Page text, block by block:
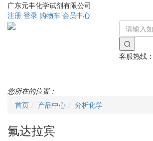
广东元丰化学试剂有限公司
注册 登录 购物车 会员中心
客服热线：
您所在的位置：
首页
产品中心 分析化学
氟达拉宾